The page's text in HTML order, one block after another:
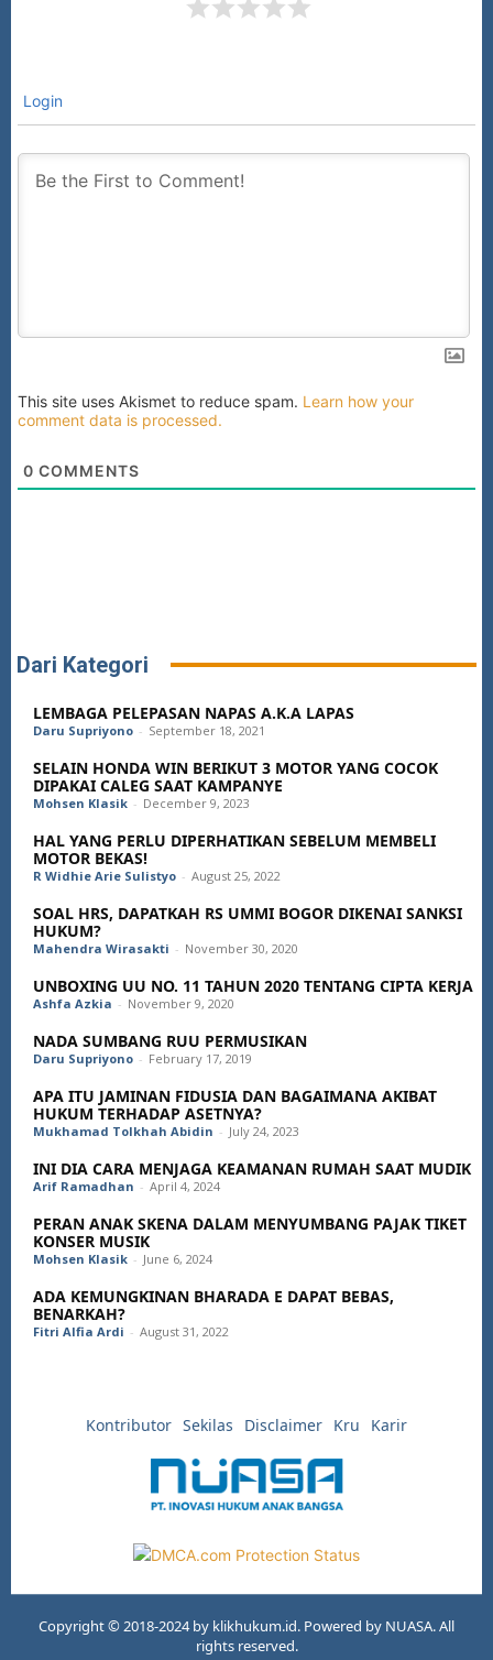
Login
This site uses Akismet to reduce spam. Learn how your
comment data is processed.
0 COMMENTS
Dari Kategori
LEMBAGA PELEPASAN NAPAS A.K.A LAPAS
Daru Supriyono - September 18, 2021
SELAIN HONDA WIN BERIKUT 3 MOTOR YANG COCOK
DIPAKAI CALEG SAAT KAMPANYE
Mohsen Klasik - December 9, 2023
HAL YANG PERLU DIPERHATIKAN SEBELUM MEMBELI
MOTOR BEKAS!
R Widhie Arie Sulistyo - August 25, 2022
SOAL HRS, DAPATKAH RS UMMI BOGOR DIKENAI SANKSI
HUKUM?
Mahendra Wirasakti - November 30, 2020
UNBOXING UU NO. 11 TAHUN 2020 TENTANG CIPTA KERJA
Ashfa Azkia - November 9, 2020
NADA SUMBANG RUU PERMUSIKAN
Daru Supriyono - February 17, 2019
APA ITU JAMINAN FIDUSIA DAN BAGAIMANA AKIBAT
HUKUM TERHADAP ASETNYA?
Mukhamad Tolkhah Abidin - July 24, 2023
INI DIA CARA MENJAGA KEAMANAN RUMAH SAAT MUDIK
Arif Ramadhan - April 4, 2024
PERAN ANAK SKENA DALAM MENYUMBANG PAJAK TIKET
KONSER MUSIK
Mohsen Klasik - June 6, 2024
ADA KEMUNGKINAN BHARADA E DAPAT BEBAS,
BENARKAH?
Fitri Alfia Ardi - August 31, 2022
Kontributor Sekilas Disclaimer Kru Karir
Copyright © 2018-2024 by klikhukum.id. Powered by NUASA. All
rights reserved.